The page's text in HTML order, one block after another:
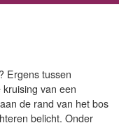
Ergens tussen
van een
de rand van het bos
belicht. Onder